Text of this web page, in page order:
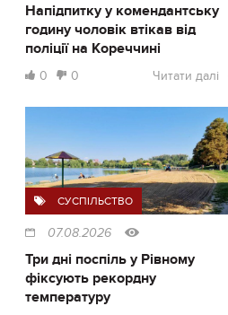
Напідпитку у комендантську
годину чоловік втікав від
поліції на Кореччині
0 0 Читати далі
СУСПІЛЬСТВО
07.08.2026
Три дні поспіль у Рівному
фіксують рекордну
температуру